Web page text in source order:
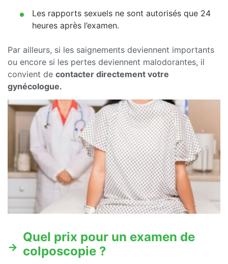
Les rapports sexuels ne sont autorisés que 24
heures après l’examen.
Par ailleurs, si les saignements deviennent importants
ou encore si les pertes deviennent malodorantes, il
convient de contacter directement votre
gynécologue.
Quel prix pour un examen de
colposcopie ?